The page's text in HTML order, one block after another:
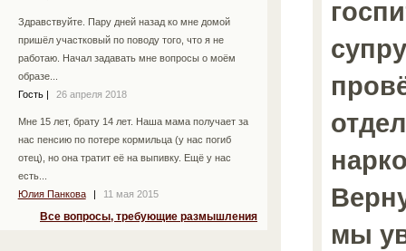
Здравствуйте. Пару дней назад ко мне домой
пришёл участковый по поводу того, что я не
работаю. Начал задавать мне вопросы о моём
образе...
Гость
26 апреля 2018
Мне 15 лет, брату 14 лет. Наша мама получает за
нас пенсию по потере кормильца (у нас погиб
отец), но она тратит её на выпивку. Ещё у нас
есть...
Юлия Панкова
11 мая 2015
Все вопросы, требующие размышления
мы